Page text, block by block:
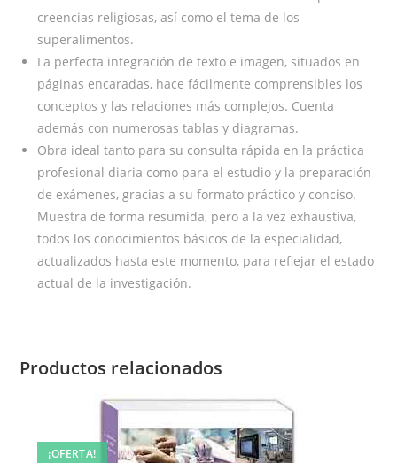
creencias religiosas, así como el tema de los
superalimentos.
La perfecta integración de texto e imagen, situados en
páginas encaradas, hace fácilmente comprensibles los
conceptos y las relaciones más complejos. Cuenta
además con numerosas tablas y diagramas.
Obra ideal tanto para su consulta rápida en la práctica
profesional diaria como para el estudio y la preparación
de exámenes, gracias a su formato práctico y conciso.
Muestra de forma resumida, pero a la vez exhaustiva,
todos los conocimientos básicos de la especialidad,
actualizados hasta este momento, para reflejar el estado
actual de la investigación.
Productos relacionados
¡OFERTA!